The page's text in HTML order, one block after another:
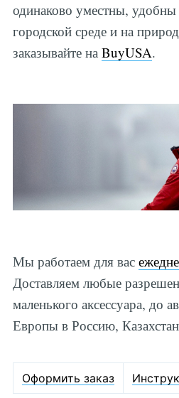
одинаково уместны,
городской среде и на
заказывайте на BuyUSA.
Мы работаем для вас
Доставляем любые
маленького аксессуара,
Европы в Россию,
Оформить заказ